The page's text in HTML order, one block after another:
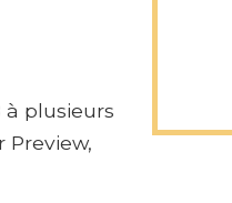
à plusieurs
Preview,